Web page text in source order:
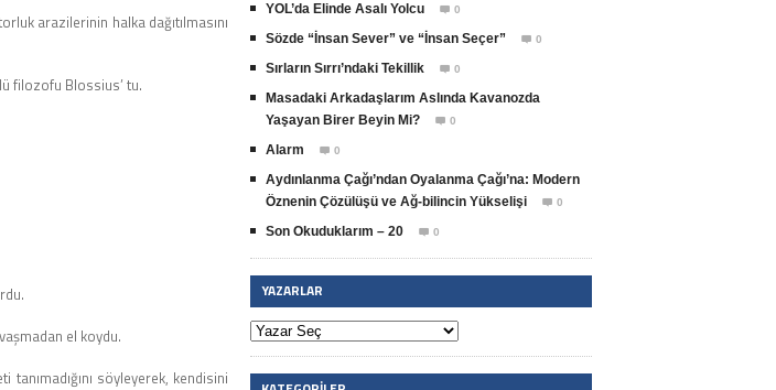
arazilerinin halka dağıtılmasını
filozofu Blossius’ tu.
el koydu.
söyleyerek, kendisini
YOL’da Elinde Asalı Yolcu  0
Sözde “İnsan Sever” ve “İnsan Seçer”  0
Sırların Sırrı’ndaki Tekillik  0
Masadaki Arkadaşlarım Aslında Kavanozda
Yaşayan Birer Beyin Mi?
 0
Alarm  0
Aydınlanma Çağı’ndan Oyalanma Çağı’na: Modern
Öznenin Çözülüşü ve Ağ-bilincin Yükselişi
 0
Son Okuduklarım – 20  0
YAZARLAR